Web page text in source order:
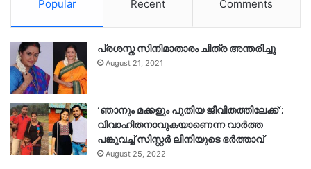
Popular Recent Comments
പ്രശസ്ത സിനിമാതാരം ചിത്ര അന്തരിച്ചു
August 21, 2021
‘ഞാനും മക്കളും പുതിയ ജീവിതത്തിലേക്ക്’;
വിവാഹിതനാവുകയാണെന്ന വാർത്ത
പങ്കുവച്ച് സിസ്റ്റർ ലിനിയുടെ ഭർത്താവ്
August 25, 2022